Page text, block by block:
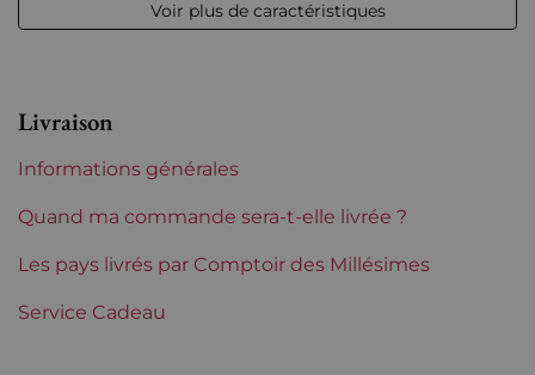
Niveau entre 4 et 6 cm
Domaines du Rhône Château Cabrières
Tranche de prix De 80 à 150 €
Voir plus de caractéristiques
Livraison
Informations générales
Quand ma commande sera-t-elle livrée ?
Les pays livrés par Comptoir des Millésimes
Service Cadeau